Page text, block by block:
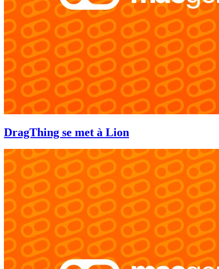
DragThing se met à Lion